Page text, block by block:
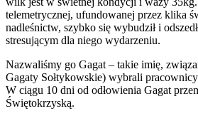
telemetrycznej, ufundowanej przez klika
nadleśnictw, szybko się wybudził i
stresującym dla niego wydarzeniu.
Nazwaliśmy go Gagat – takie imię,
Gagaty Sołtykowskie) wybrali
W ciągu 10 dni od odłowienia Gagat
Świętokrzyską.